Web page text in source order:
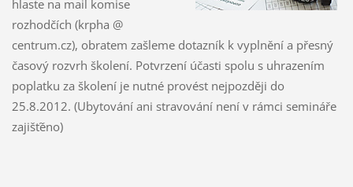
hlaste na mail komise
rozhodčích (krpha @
centrum.cz), obratem zašleme dotazník k vyplnění a přesný
časový rozvrh školení. Potvrzení účasti spolu s uhrazením
poplatku za školení je nutné provést nejpozději do
25.8.2012. (Ubytování ani stravování není v rámci semináře
zajišťěno)